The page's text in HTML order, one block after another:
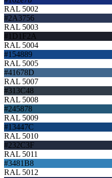
RAL 5002
#2A3756
RAL 5003
#1D1F2A
RAL 5004
#154889
RAL 5005
#41678D
RAL 5007
#313C48
RAL 5008
#245878
RAL 5009
#13447C
RAL 5010
#232C3F
RAL 5011
#3481B8
RAL 5012